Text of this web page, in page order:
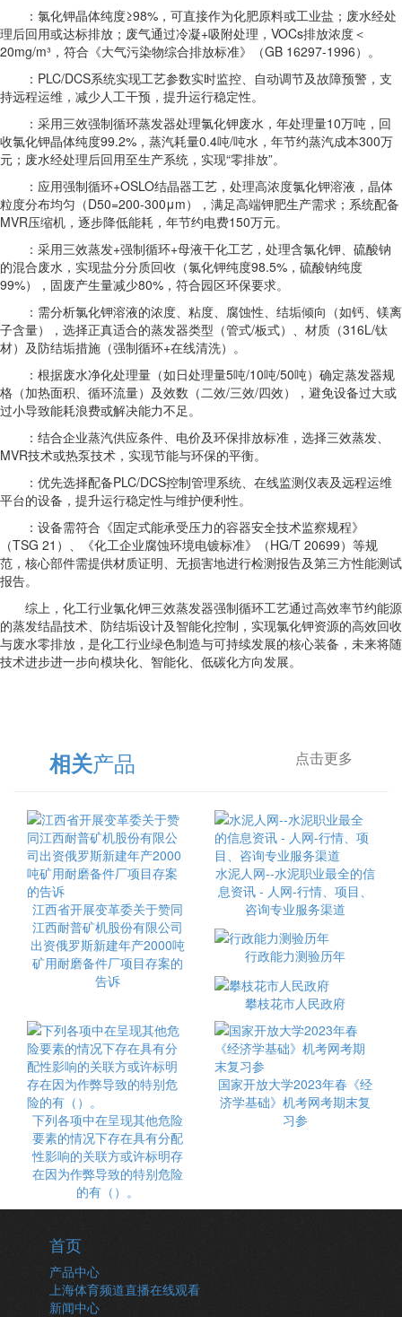
：氯化钾晶体纯度≥98%，可直接作为化肥原料或工业盐；废水经处
理后回用或达标排放；废气通过冷凝+吸附处理，VOCs排放浓度＜
20mg/m³，符合《大气污染物综合排放标准》（GB 16297-1996）。
：PLC/DCS系统实现工艺参数实时监控、自动调节及故障预警，支
持远程运维，减少人工干预，提升运行稳定性。
：采用三效强制循环蒸发器处理氯化钾废水，年处理量10万吨，回
收氯化钾晶体纯度99.2%，蒸汽耗量0.4吨/吨水，年节约蒸汽成本300万
元；废水经处理后回用至生产系统，实现“零排放”。
：应用强制循环+OSLO结晶器工艺，处理高浓度氯化钾溶液，晶体
粒度分布均匀（D50=200-300μm），满足高端钾肥生产需求；系统配备
MVR压缩机，逐步降低能耗，年节约电费150万元。
：采用三效蒸发+强制循环+母液干化工艺，处理含氯化钾、硫酸钠
的混合废水，实现盐分分质回收（氯化钾纯度98.5%，硫酸钠纯度
99%），固废产生量减少80%，符合园区环保要求。
：需分析氯化钾溶液的浓度、粘度、腐蚀性、结垢倾向（如钙、镁离
子含量），选择正真适合的蒸发器类型（管式/板式）、材质（316L/钛
材）及防结垢措施（强制循环+在线清洗）。
：根据废水净化处理量（如日处理量5吨/10吨/50吨）确定蒸发器规
格（加热面积、循环流量）及效数（二效/三效/四效），避免设备过大或
过小导致能耗浪费或解决能力不足。
：结合企业蒸汽供应条件、电价及环保排放标准，选择三效蒸发、
MVR技术或热泵技术，实现节能与环保的平衡。
：优先选择配备PLC/DCS控制管理系统、在线监测仪表及远程运维
平台的设备，提升运行稳定性与维护便利性。
：设备需符合《固定式能承受压力的容器安全技术监察规程》
（TSG 21）、《化工企业腐蚀环境电镀标准》（HG/T 20699）等规
范，核心部件需提供材质证明、无损害地进行检测报告及第三方性能测试
报告。
综上，化工行业氯化钾三效蒸发器强制循环工艺通过高效率节约能源
的蒸发结晶技术、防结垢设计及智能化控制，实现氯化钾资源的高效回收
与废水零排放，是化工行业绿色制造与可持续发展的核心装备，未来将随
技术进步进一步向模块化、智能化、低碳化方向发展。
相关产品 点击更多
江西省开展变革委关于赞同
江西耐普矿机股份有限公司
出资俄罗斯新建年产2000吨
矿用耐磨备件厂项目存案的
告诉
水泥人网--水泥职业最全的信
息资讯 - 人网-行情、项目、
咨询专业服务渠道
行政能力测验历年
攀枝花市人民政府
下列各项中在呈现其他危险
要素的情况下存在具有分配
性影响的关联方或许标明存
在因为作弊导致的特别危险
的有（）。
国家开放大学2023年春《经
济学基础》机考网考期末复
习参
首页
产品中心
上海体育频道直播在线观看
新闻中心